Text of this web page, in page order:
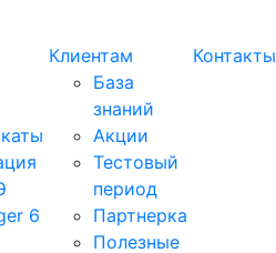
6
Клиентам
База
знаний
Акции
Тестовый
период
Партнерка
Полезные
Контакты